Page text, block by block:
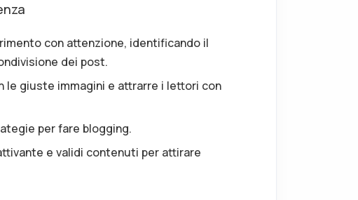
con attenzione, identificando il
dei post.
le giuste immagini e attrarre i lettori con
per fare blogging.
e validi contenuti per attirare